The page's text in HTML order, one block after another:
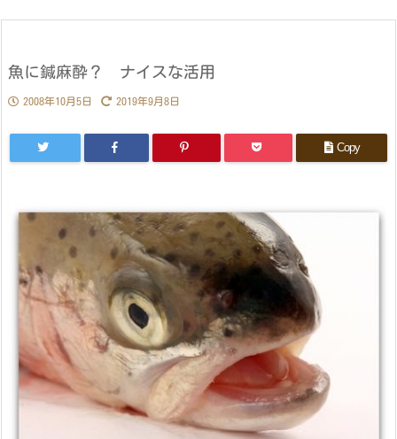
魚に鍼麻酔？ ナイスな活用
2008年10月5日 2019年9月8日
Copy